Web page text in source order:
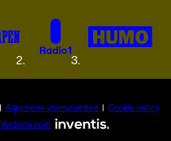
Algemene voorwaarden
Cookie policy
Website door